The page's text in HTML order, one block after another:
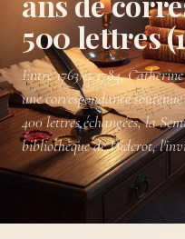
500 lettres
Entre 1763 et 1784,
une correspondance
400 lettres échangées, la
bibliothèque de Diderot,